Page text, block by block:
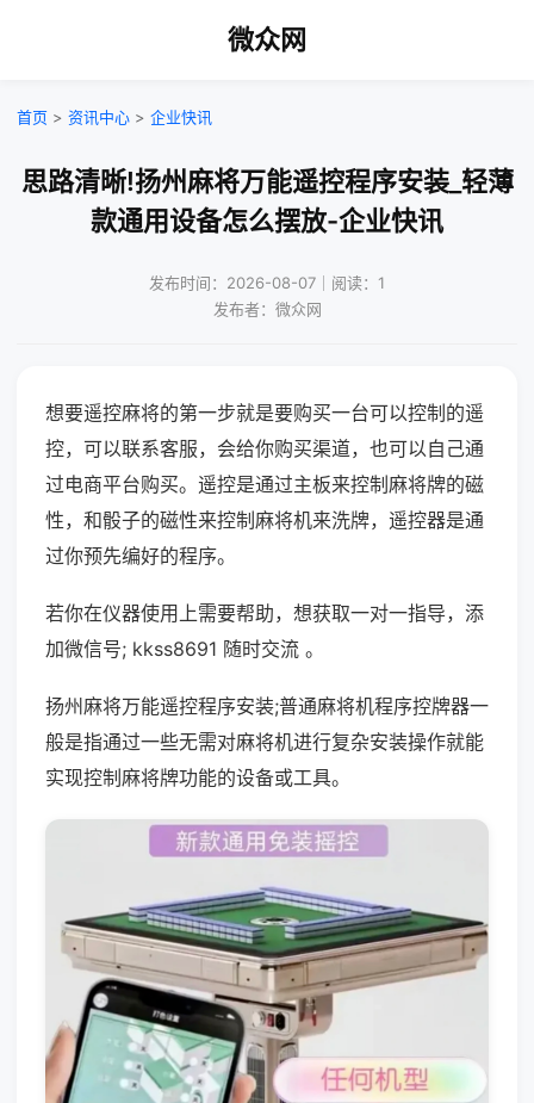
微众网
首页 > 资讯中心 > 企业快讯
思路清晰!扬州麻将万能遥控程序安装_轻薄
款通用设备怎么摆放-企业快讯
发布时间：2026-08-07｜阅读：1
发布者：微众网
想要遥控麻将的第一步就是要购买一台可以控制的遥
控，可以联系客服，会给你购买渠道，也可以自己通
过电商平台购买。遥控是通过主板来控制麻将牌的磁
性，和骰子的磁性来控制麻将机来洗牌，遥控器是通
过你预先编好的程序。
若你在仪器使用上需要帮助，想获取一对一指导，添
加微信号; kkss8691 随时交流 。
扬州麻将万能遥控程序安装;普通麻将机程序控牌器一
般是指通过一些无需对麻将机进行复杂安装操作就能
实现控制麻将牌功能的设备或工具。